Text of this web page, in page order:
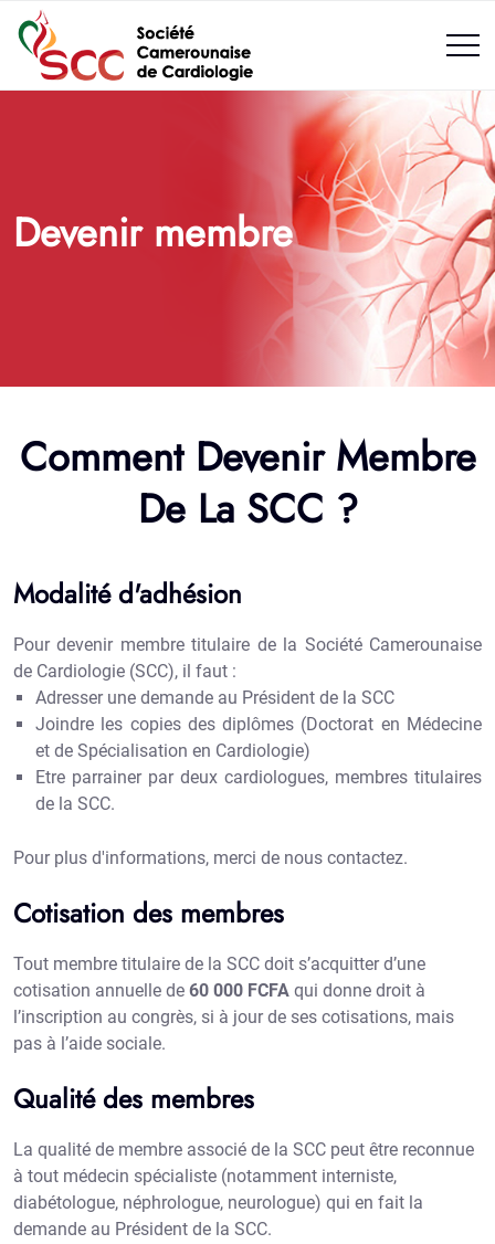
Devenir membre
Comment Devenir Membre
De La SCC ?
Modalité d'adhésion
Pour devenir membre titulaire de la Société Camerounaise
de Cardiologie (SCC), il faut :
Adresser une demande au Président de la SCC
Joindre les copies des diplômes (Doctorat en Médecine
et de Spécialisation en Cardiologie)
Etre parrainer par deux cardiologues, membres titulaires
de la SCC.
Pour plus d'informations, merci de nous contactez.
Cotisation des membres
Tout membre titulaire de la SCC doit s’acquitter d’une
cotisation annuelle de 60 000 FCFA qui donne droit à
l’inscription au congrès, si à jour de ses cotisations, mais
pas à l’aide sociale.
Qualité des membres
La qualité de membre associé de la SCC peut être reconnue
à tout médecin spécialiste (notamment interniste,
diabétologue, néphrologue, neurologue) qui en fait la
demande au Président de la SCC.